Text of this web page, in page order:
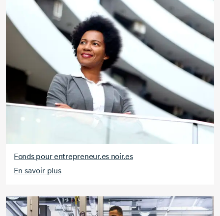
Fonds pour entrepreneur.es noir.es
En savoir plus